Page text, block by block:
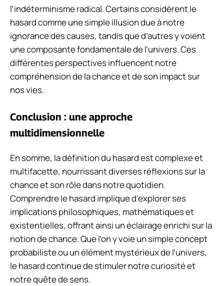
l’indéterminisme radical. Certains considèrent le
hasard comme une simple illusion due à notre
ignorance des causes, tandis que d’autres y voient
une composante fondamentale de l’univers. Ces
différentes perspectives influencent notre
compréhension de la chance et de son impact sur
nos vies.
Conclusion : une approche
multidimensionnelle
En somme, la définition du hasard est complexe et
multifacette, nourrissant diverses réflexions sur la
chance et son rôle dans notre quotidien.
Comprendre le hasard implique d’explorer ses
implications philosophiques, mathématiques et
existentielles, offrant ainsi un éclairage enrichi sur la
notion de chance. Que l’on y voie un simple concept
probabiliste ou un élément mystérieux de l’univers,
le hasard continue de stimuler notre curiosité et
notre quête de sens.